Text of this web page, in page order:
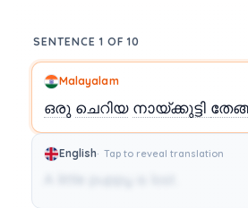
SENTENCE 1 OF 10
Malayalam
ഒരു ചെറിയ നായ്ക്കുട്ടി
English Tap to reveal translation